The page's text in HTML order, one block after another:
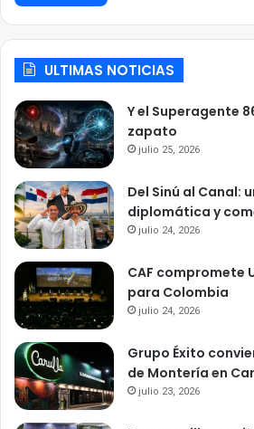
ULTIMAS NOTICIAS
Y el Superagente
zapato
julio 25, 2026
Del Sinú al Canal:
diplomática y
julio 24, 2026
CAF compromete
para Colombia
julio 24, 2026
Grupo Éxito
de Montería en
julio 23, 2026